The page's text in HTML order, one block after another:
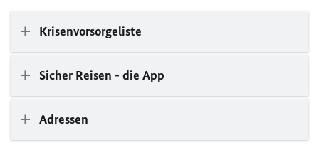
Krisenvorsorgeliste
Sicher Reisen - die App
Adressen